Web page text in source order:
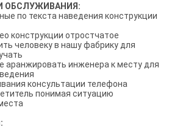
И ОБСЛУЖИВАНИЯ:
по текста наведения конструкции
конструкции отростчатое
человеку в нашу фабрику для
инженера к месту для
консультации телефона
понимая ситуацию